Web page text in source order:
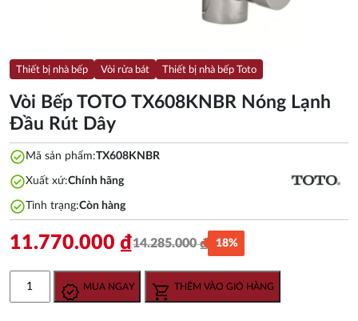
Thiết bị nhà bếp Vòi rửa bát Thiết bị nhà bếp Toto
Vòi Bếp TOTO TX608KNBR Nóng Lạnh
Đầu Rút Dây
check_circle Mã sản phẩm:TX608KNBR
check_circleXuất xứ:Chính hãng
check_circleTình trạng:Còn hàng
14.285.000₫
Giá
gốc
là:
11.770.000 ₫
Giá
hiện
tại
18%
MUA NGAY THÊM VÀO GIỎ HÀNG